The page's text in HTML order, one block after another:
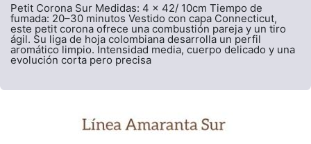
Petit Corona Sur Medidas: 4 x 42/ 10cm Tiempo de
fumada: 20–30 minutos Vestido con capa Connecticut,
este petit corona ofrece una combustión pareja y un tiro
ágil. Su liga de hoja colombiana desarrolla un perfil
aromático limpio. Intensidad media, cuerpo delicado y una
evolución corta pero precisa